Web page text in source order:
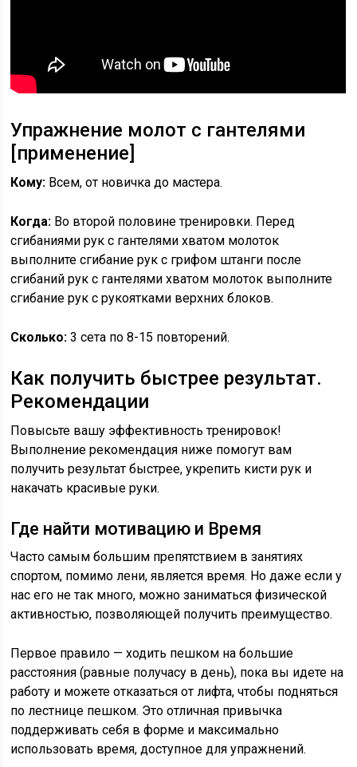
Упражнение молот с гантелями
[применение]
Кому: Всем, от новичка до мастера.
Когда: Во второй половине тренировки. Перед
сгибаниями рук с гантелями хватом молоток
выполните сгибание рук с грифом штанги после
сгибаний рук с гантелями хватом молоток выполните
сгибание рук с рукоятками верхних блоков.
Сколько: 3 сета по 8-15 повторений.
Как получить быстрее результат.
Рекомендации
Повысьте вашу эффективность тренировок!
Выполнение рекомендация ниже помогут вам
получить результат быстрее, укрепить кисти рук и
накачать красивые руки.
Где найти мотивацию и Время
Часто самым большим препятствием в занятиях
спортом, помимо лени, является время. Но даже если у
нас его не так много, можно заниматься физической
активностью, позволяющей получить преимущество.
Первое правило — ходить пешком на большие
расстояния (равные получасу в день), пока вы идете на
работу и можете отказаться от лифта, чтобы подняться
по лестнице пешком. Это отличная привычка
поддерживать себя в форме и максимально
использовать время, доступное для упражнений.